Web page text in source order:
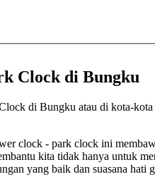
Clock di Bungku
di Bungku atau di kota-kota
clock - park clock ini
kita tidak hanya untuk
yang baik dan suasana hati